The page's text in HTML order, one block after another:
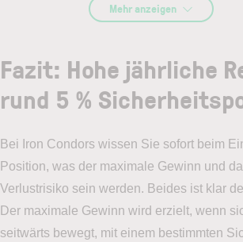
Mehr anzeigen
Fazit: Hohe jährliche
rund 5 %
Bei Iron Condors wissen Sie sofort beim
Position, was der maximale Gewinn und
Verlustrisiko sein werden. Beides ist klar
Der maximale Gewinn wird erzielt, wenn
seitwärts bewegt, mit einem bestimmten